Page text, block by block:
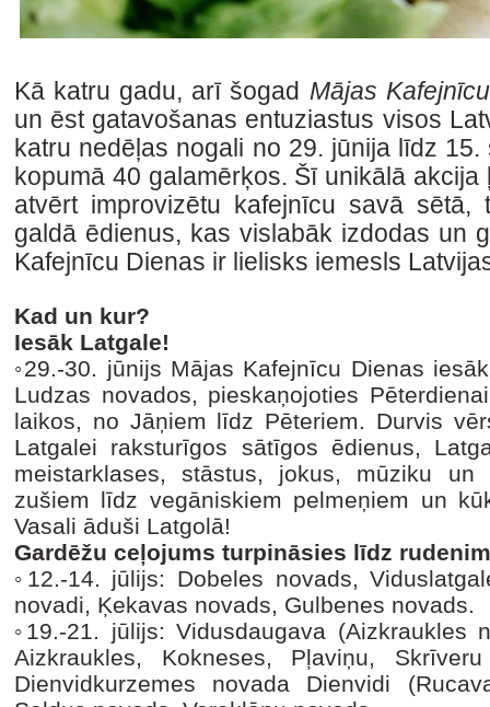
Kā katru gadu, arī šogad Mājas
un ēst gatavošanas entuziastus visos
katru nedēļas nogali no 29. jūnija līdz
kopumā 40 galamērķos. Šī unikālā
atvērt improvizētu kafejnīcu savā sētā,
galdā ēdienus, kas vislabāk izdodas un
Kafejnīcu Dienas ir lielisks iemesls
Kad un kur?
Iesāk Latgale!
◦29.-30. jūnijs Mājas Kafejnīcu Dienas
Ludzas novados, pieskaņojoties
laikos, no Jāņiem līdz Pēteriem. Durvis
Latgalei raksturīgos sātīgos ēdienus,
meistarklases, stāstus, jokus, mūziku
zušiem līdz vegāniskiem pelmeņiem un
Vasali āduši Latgolā!
Gardēžu ceļojums turpināsies līdz rudenim
◦12.-14. jūlijs: Dobeles novads,
novadi, Ķekavas novads, Gulbenes novads.
◦19.-21. jūlijs: Vidusdaugava (Aizkraukles
Aizkraukles, Kokneses, Pļaviņu,
Dienvidkurzemes novada Dienvidi